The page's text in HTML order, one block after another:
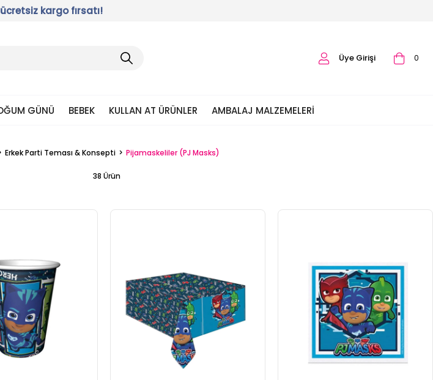
kargo fırsatı!
0
Üye Girişi
GÜNÜ BEBEK KULLAN AT ÜRÜNLER AMBALAJ MALZEMELERI
Erkek Parti Teması & Konsepti Pijamaskeliler (PJ Masks)
38 Ürün